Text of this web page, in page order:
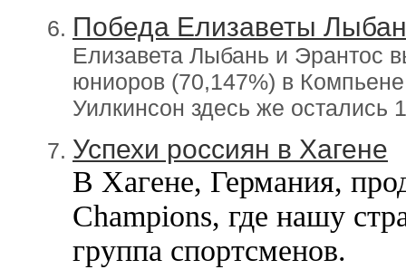
Победа Елизаветы
Елизавета Лыбань и Эрантос
юниоров (70,147%) в
Уилкинсон здесь же остались
Успехи россиян в Хагене
В Хагене, Германия,
Champions, где нашу
группа спортсменов.